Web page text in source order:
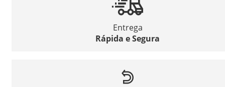
Entrega
Rápida e Segura